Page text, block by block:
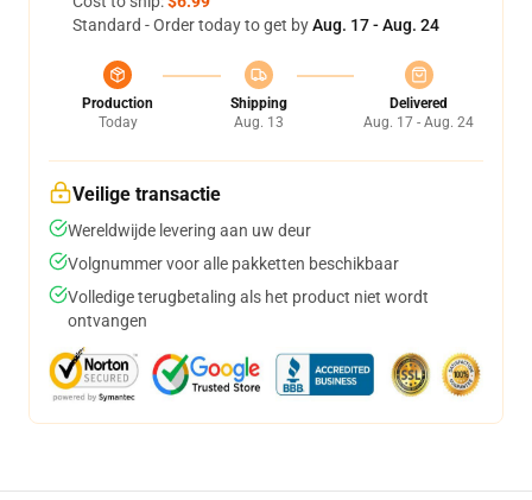
Standard - Order today to get byAug. 17 - Aug. 24
Production
Today
Shipping
Aug. 13
Delivered
Aug. 17 - Aug. 24
Veilige transactie
Wereldwijde levering aan uw deur
Volgnummer voor alle pakketten beschikbaar
Volledige terugbetaling als het product niet wordt
ontvangen